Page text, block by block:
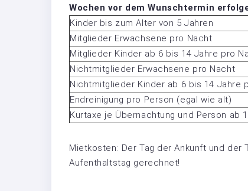
Wochen vor dem Wunschtermin
Kinder bis zum Alter von 5 Jahren
Mitglieder Erwachsene pro Nacht
Mitglieder Kinder ab 6 bis 14 Jahre pro
Nichtmitglieder Erwachsene pro Nacht
Nichtmitglieder Kinder ab 6 bis 14 Jahre
Endreinigung pro Person (egal wie alt)
Kurtaxe je Übernachtung und Person ab
Mietkosten: Der Tag der Ankunft und
Aufenthaltstag gerechnet!